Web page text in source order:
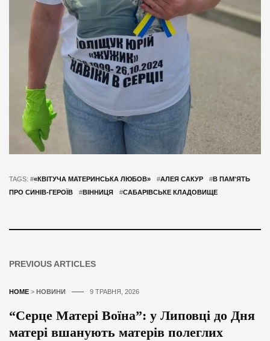
TAGS: #«КВІТУЧА МАТЕРИНСЬКА ЛЮБОВ» #АЛЕЯ САКУР #В ПАМ'ЯТЬ
ПРО СИНІВ-ГЕРОЇВ
#ВІННИЦЯ #САБАРІВСЬКЕ КЛАДОВИЩЕ
PREVIOUS ARTICLES
HOME > НОВИНИ 9 ТРАВНЯ, 2026
“Серце Матері Воїна”: у Липовці до Дня
матері вшанують матерів полеглих